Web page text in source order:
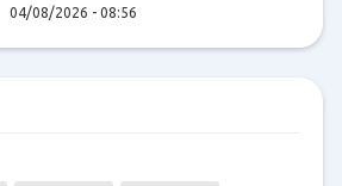
04/08/2026 - 08:56